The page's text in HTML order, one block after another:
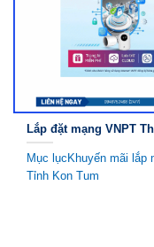
Lắp đặt mạng VNPT
Mục lụcKhuyến mãi lắp
Tỉnh Kon Tum